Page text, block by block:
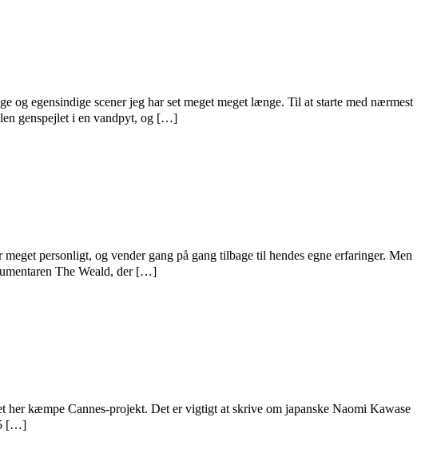
egensindige scener jeg har set meget meget længe. Til at starte med nærmest
genspejlet i en vandpyt, og […]
personligt, og vender gang på gang tilbage til hendes egne erfaringer. Men
The Weald, der […]
kæmpe Cannes-projekt. Det er vigtigt at skrive om japanske Naomi Kawase
5 […]